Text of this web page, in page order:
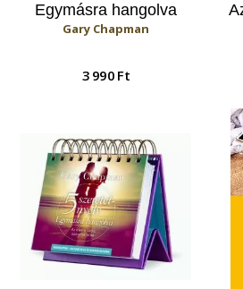
Egymásra hangolva
Gary Chapman
3 990 Ft